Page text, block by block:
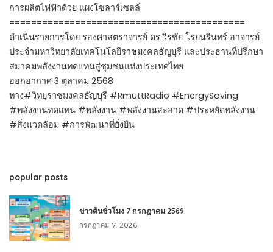
การผลิตไฟฟ้าด้วย แผงโซลาร์เซลล์
===========================================
ดำเนินรายการโดย รองศาสตราจารย์ ดร.วิรชัย โรยนรินทร์ อาจารย์
ประจำมหาวิทยาลัยเทคโนโลยีราชมงคลธัญบุรี และประธานที่ปรึกษา
สมาคมพลังงานทดแทนสู่ชุมชนแห่งประเทศไทย
ออกอากาศ 3 ตุลาคม 2568
ทาง#วิทยุราชมงคลธัญบุรี #RmuttRadio #EnergySaving
#พลังงานทดแทน #พลังงาน #พลังงานสะอาด #ประหยัดพลังงาน
#สิ่งแวดล้อม #การพัฒนาที่ยั่งยืน
popular posts
ข่าวต้นชั่วโมง 7 กรกฎาคม 2569
กรกฎาคม 7, 2026